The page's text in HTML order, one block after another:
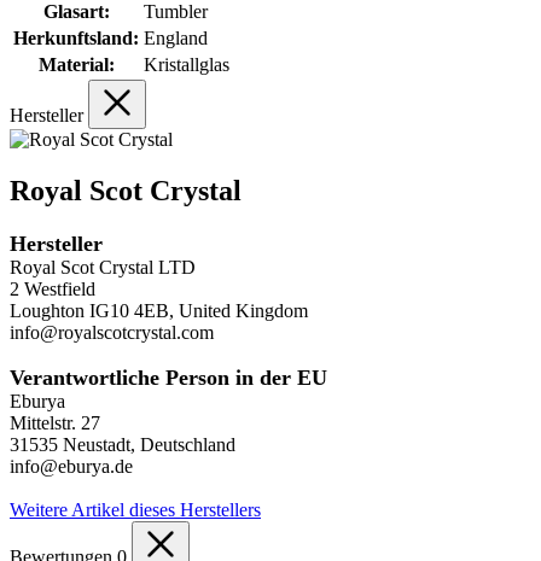
Glasart:
Tumbler
Herkunftsland: England
Material:
Kristallglas
Hersteller
Royal Scot Crystal
Hersteller
Royal Scot Crystal LTD
2 Westfield
Loughton IG10 4EB, United Kingdom
info@royalscotcrystal.com
Verantwortliche Person in der EU
Eburya
Mittelstr. 27
31535 Neustadt, Deutschland
info@eburya.de
Weitere Artikel dieses Herstellers
Bewertungen 0